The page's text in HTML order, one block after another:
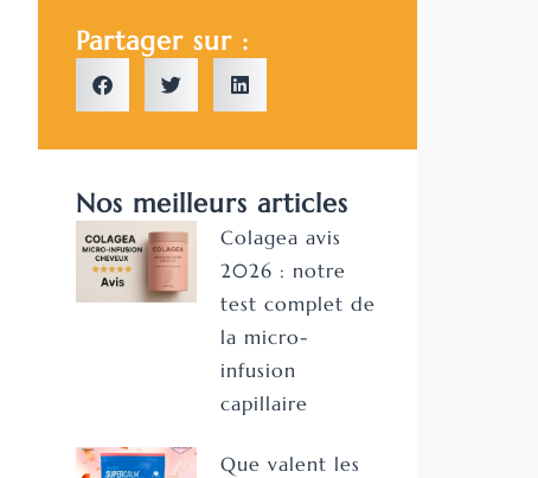
Partager sur :
Nos meilleurs articles
Colagea avis
2026 : notre
test complet de
la micro-
infusion
capillaire
Que valent les